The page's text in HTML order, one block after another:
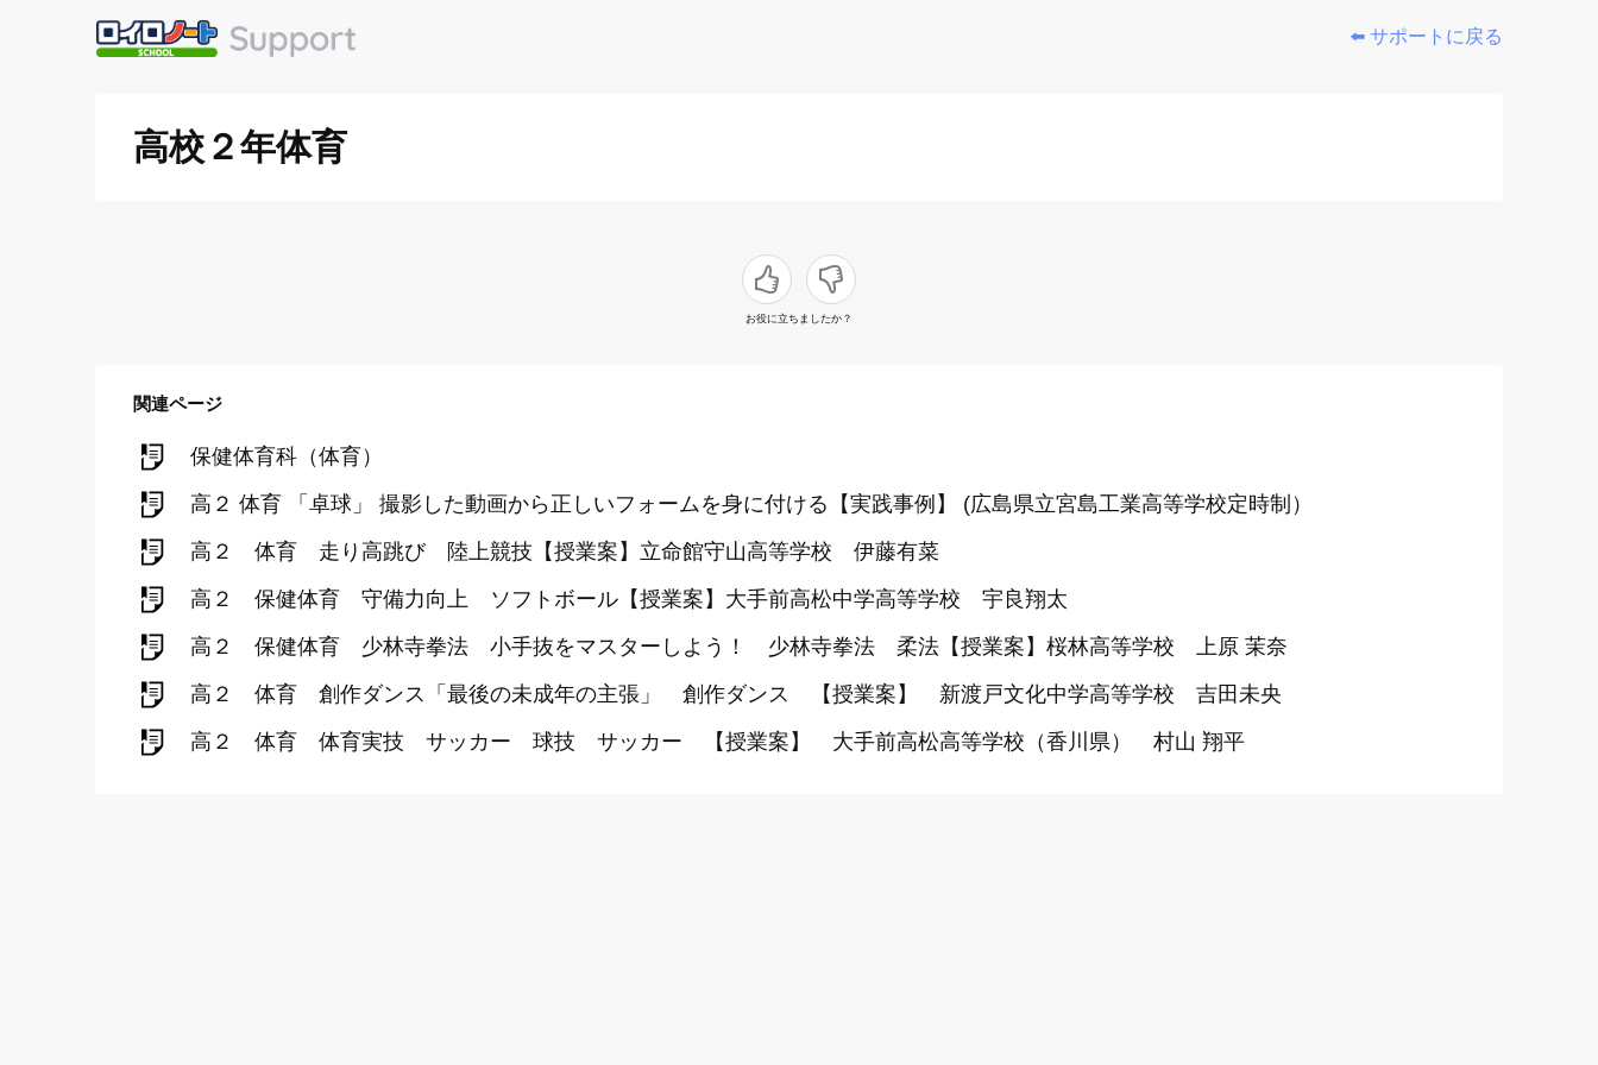
⬅️ サポートに戻る
高校２年体育
お役に立ちましたか？
関連ページ
保健体育科（体育）
高２ 体育 「卓球」 撮影した動画から正しいフォームを身に付ける【実践事例】 (広島県立宮島工業高等学校定時制）
高２ 体育 走り高跳び 陸上競技【授業案】立命館守山高等学校 伊藤有菜
高２ 保健体育 守備力向上 ソフトボール【授業案】大手前高松中学高等学校 宇良翔太
高２ 保健体育 少林寺拳法 小手抜をマスターしよう！ 少林寺拳法 柔法【授業案】桜林高等学校 上原 茉奈
高２ 体育 創作ダンス「最後の未成年の主張」 創作ダンス 【授業案】 新渡戸文化中学高等学校 吉田未央
高２ 体育 体育実技 サッカー 球技 サッカー 【授業案】 大手前高松高等学校（香川県） 村山 翔平